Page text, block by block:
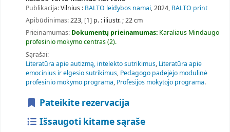
Publikacija:Vilnius : BALTO leidybos namai, 2024, BALTO print
Apibūdinimas:223, [1] p. : iliustr. ; 22 cm
Prieinamumas: Dokumentų prieinamumas: Karaliaus Mindaugo
profesinio mokymo centras(2).
Sąrašai:
Literatūra apie autizmą, intelekto sutrikimus, Literatūra apie
emocinius ir elgesio sutrikimus, Pedagogo padejėjo modulinė
profesinio mokymo programa, Profesijos mokytojo programa.
Pateikite rezervacija
Išsaugoti kitame sąraše